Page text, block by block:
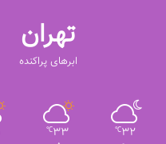
تهران
ابرهای پراکنده
32
℃
33
℃